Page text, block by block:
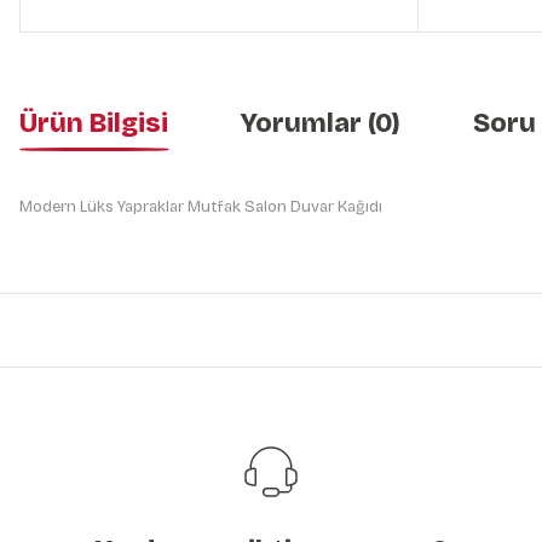
Ürün Bilgisi Yorumlar (0) Soru
Modern Lüks Yapraklar Mutfak Salon Duvar Kağıdı
Bu ürüne benzer farklı alternatifler olmalı.